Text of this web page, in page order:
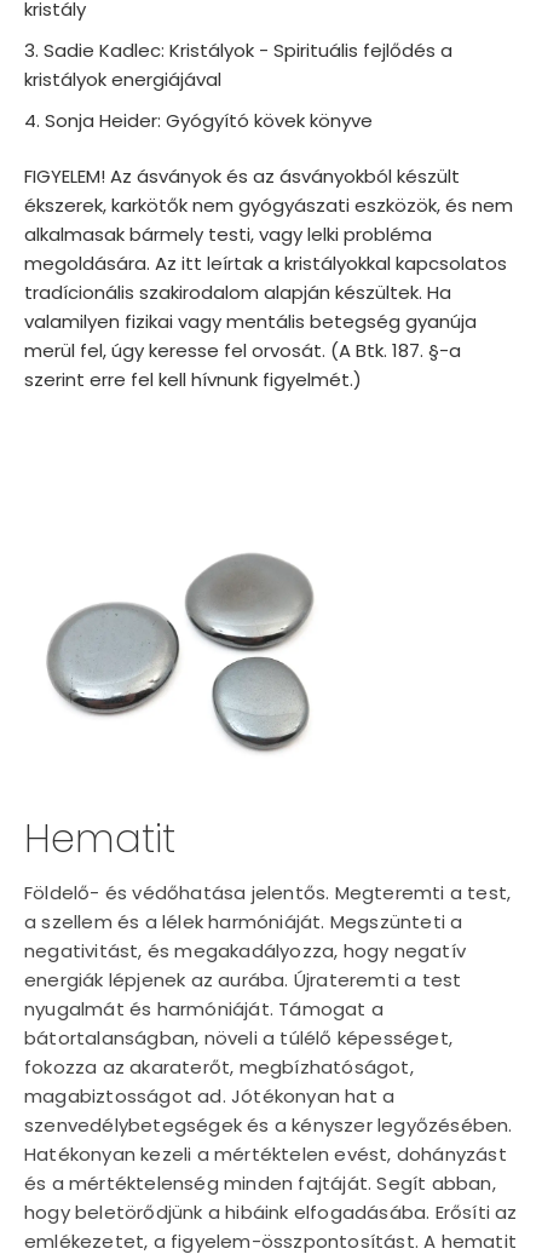
kristály
Sadie Kadlec: Kristályok - Spirituális fejlődés a
kristályok energiájával
Sonja Heider: Gyógyító kövek könyve
FIGYELEM! Az ásványok és az ásványokból készült
ékszerek, karkötők nem gyógyászati eszközök, és nem
alkalmasak bármely testi, vagy lelki probléma
megoldására. Az itt leírtak a kristályokkal kapcsolatos
tradícionális szakirodalom alapján készültek. Ha
valamilyen fizikai vagy mentális betegség gyanúja
merül fel, úgy keresse fel orvosát. (A Btk. 187. §-a
szerint erre fel kell hívnunk figyelmét.)
Hematit
Földelő- és védőhatása jelentős. Megteremti a test,
a szellem és a lélek harmóniáját. Megszünteti a
negativitást, és megakadályozza, hogy negatív
energiák lépjenek az aurába. Újrateremti a test
nyugalmát és harmóniáját. Támogat a
bátortalanságban, növeli a túlélő képességet,
fokozza az akaraterőt, megbízhatóságot,
magabiztosságot ad. Jótékonyan hat a
szenvedélybetegségek és a kényszer legyőzésében.
Hatékonyan kezeli a mértéktelen evést, dohányzást
és a mértéktelenség minden fajtáját. Segít abban,
hogy beletörődjünk a hibáink elfogadásába. Erősíti az
emlékezetet, a figyelem-összpontosítást. A hematit